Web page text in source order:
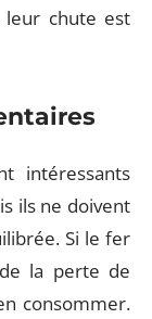
leur chute est
intéressants
ils ne doivent
Si le fer
la perte de
consommer.